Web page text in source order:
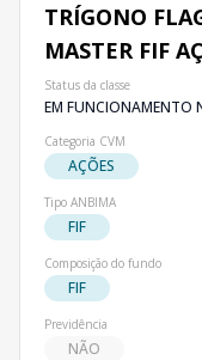
TRÍGONO
MASTER FIF
Status da classe
EM FUNCIONAMENTO
Categoria CVM
AÇÕES
Tipo ANBIMA
FIF
Composição do fundo
FIF
Previdência
NÃO